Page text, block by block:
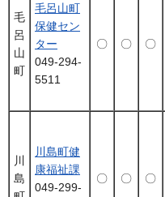
毛
呂
山
町
毛呂山町
保健セン
ター
049-294-
5511
〇 〇 〇
川
島
川島町健
康福祉課
049-299-
〇 〇 〇